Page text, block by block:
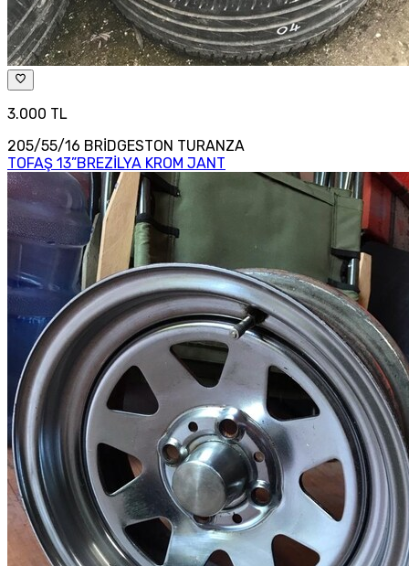
3.000 TL
205/55/16 BRİDGESTON TURANZA
TOFAŞ 13”BREZİLYA KROM JANT